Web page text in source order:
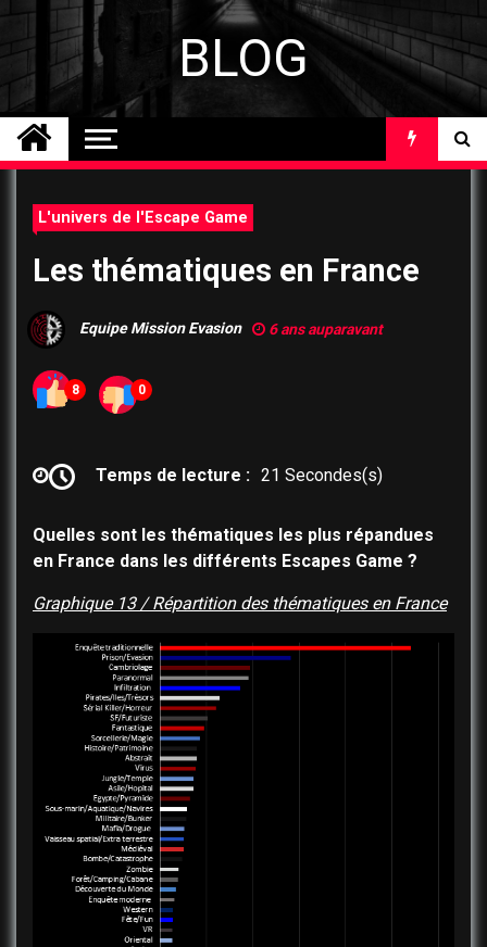
Skip
content
BLOG
L'univers de l'Escape Game
Les thématiques en France
Equipe Mission Evasion 6 ans auparavant
8 0
Temps de lecture : 21 Secondes(s)
Quelles sont les thématiques les plus répandues
en France dans les différents Escapes Game ?
Graphique 13 / Répartition des thématiques en France